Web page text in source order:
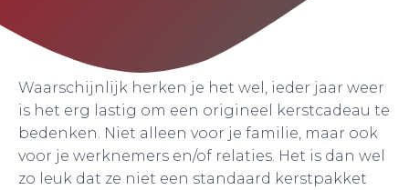
Waarschijnlijk herken je het wel, ieder jaar weer
is het erg lastig om een origineel kerstcadeau te
bedenken. Niet alleen voor je familie, maar ook
voor je werknemers en/of relaties. Het is dan wel
zo leuk dat ze niet een standaard kerstpakket